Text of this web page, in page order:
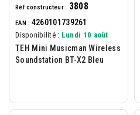
Réf constructeur : 3808
EAN : 4260101739261
Disponibilité : Lundi 10 août
TEH Mini Musicman Wireless
Soundstation BT-X2 Bleu